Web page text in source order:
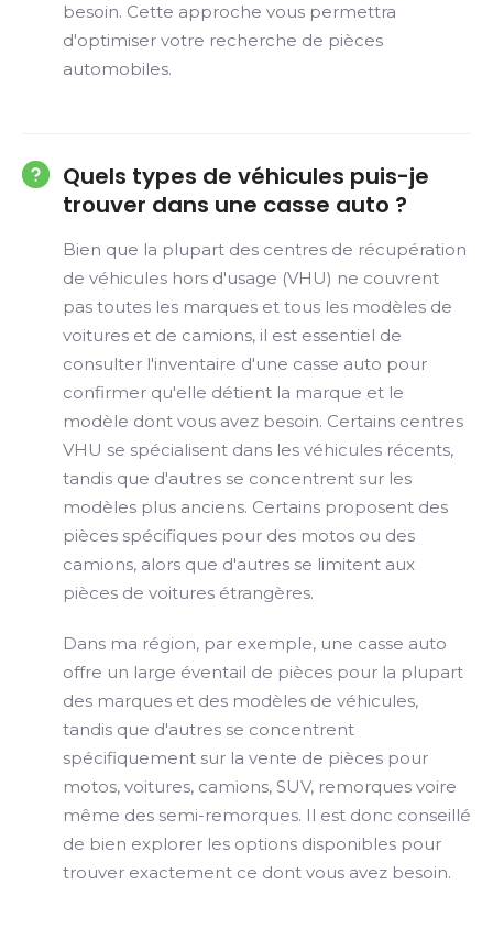
besoin. Cette approche vous permettra
d'optimiser votre recherche de pièces
automobiles.
Quels types de véhicules puis-je
trouver dans une casse auto ?
Bien que la plupart des centres de récupération
de véhicules hors d'usage (VHU) ne couvrent
pas toutes les marques et tous les modèles de
voitures et de camions, il est essentiel de
consulter l'inventaire d'une casse auto pour
confirmer qu'elle détient la marque et le
modèle dont vous avez besoin. Certains centres
VHU se spécialisent dans les véhicules récents,
tandis que d'autres se concentrent sur les
modèles plus anciens. Certains proposent des
pièces spécifiques pour des motos ou des
camions, alors que d'autres se limitent aux
pièces de voitures étrangères.
Dans ma région, par exemple, une casse auto
offre un large éventail de pièces pour la plupart
des marques et des modèles de véhicules,
tandis que d'autres se concentrent
spécifiquement sur la vente de pièces pour
motos, voitures, camions, SUV, remorques voire
même des semi-remorques. Il est donc conseillé
de bien explorer les options disponibles pour
trouver exactement ce dont vous avez besoin.